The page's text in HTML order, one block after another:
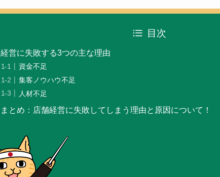
目次
経営に失敗する3つの主な理由
資金不足
集客ノウハウ不足
人材不足
まとめ：店舗経営に失敗してしまう理由と原因について！